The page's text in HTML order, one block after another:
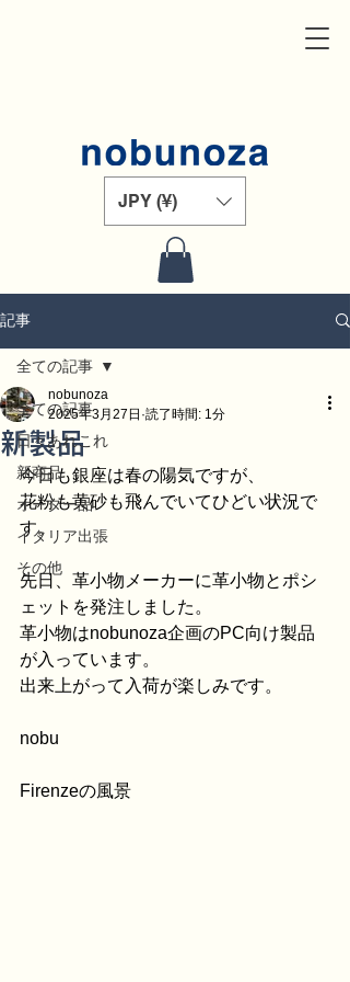
JPY (¥)
記事
全ての記事
日々あれこれ
新商品
オーダー品
イタリア出張
その他
全ての記事
新製品
nobunoza
2025年3月27日 読了時間: 1分
今日も銀座は春の陽気ですが、
花粉も黄砂も飛んでいてひどい状況で
す。
先日、革小物メーカーに革小物とポシ
ェットを発注しました。
革小物はnobunoza企画のPC向け製品
が入っています。
出来上がって入荷が楽しみです。
nobu
Firenzeの風景